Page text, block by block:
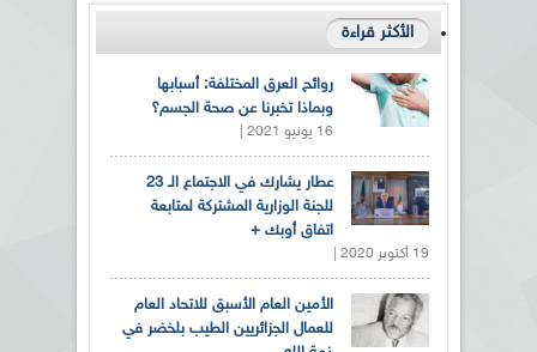
الأكثر قراءة
روائح العرق المختلفة: أسبابها
وبماذا تخبرنا عن صحة الجسم؟
16 يونيو 2021 |
عطار يشارك في الاجتماع الـ 23
للجنة الوزارية المشتركة لمتابعة
اتفاق أوبك +
19 أكتوبر 2020 |
الأمين العام الأسبق للاتحاد العام
للعمال الجزائريين الطيب بلخضر في